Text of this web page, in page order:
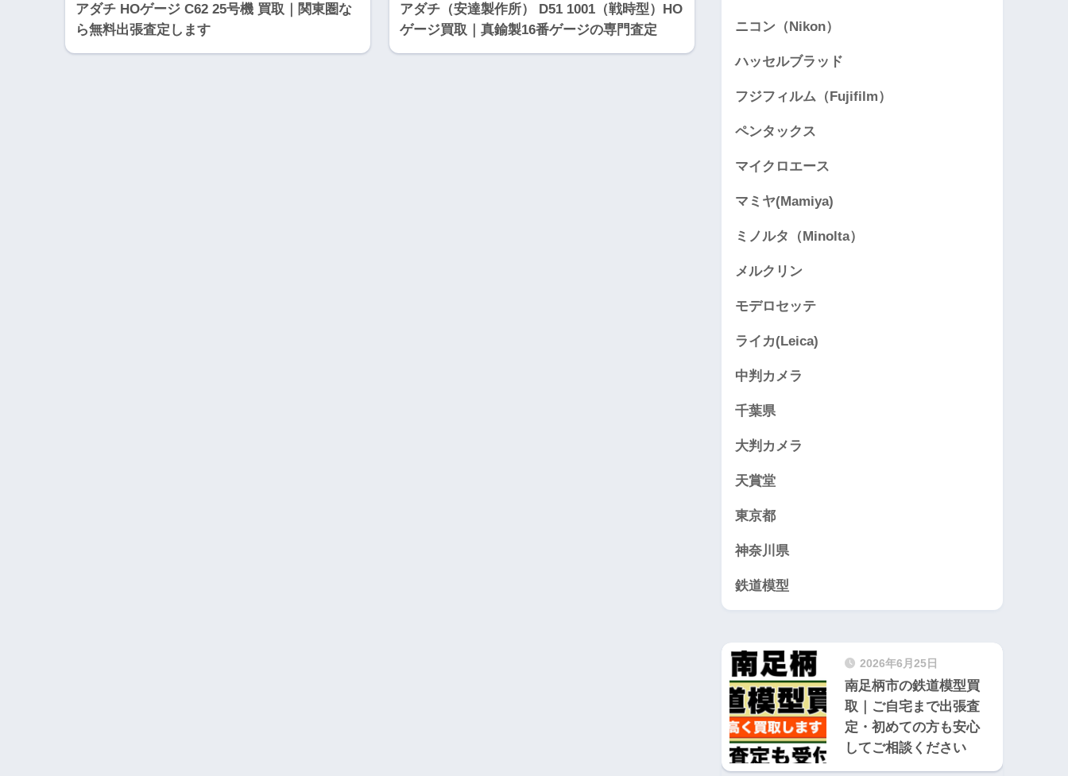
アダチ HOゲージ C62 25号機 買取｜関東圏な
ら無料出張査定します
アダチ（安達製作所） D51 1001（戦時型）HO
ゲージ買取｜真鍮製16番ゲージの専門査定
ニコン（Nikon）
ハッセルブラッド
フジフィルム（Fujifilm）
ペンタックス
マイクロエース
マミヤ(Mamiya)
ミノルタ（Minolta）
メルクリン
モデロセッテ
ライカ(Leica)
中判カメラ
千葉県
大判カメラ
天賞堂
東京都
神奈川県
鉄道模型
2026年6月25日
南足柄市の鉄道模型買
取｜ご自宅まで出張査
定・初めての方も安心
してご相談ください